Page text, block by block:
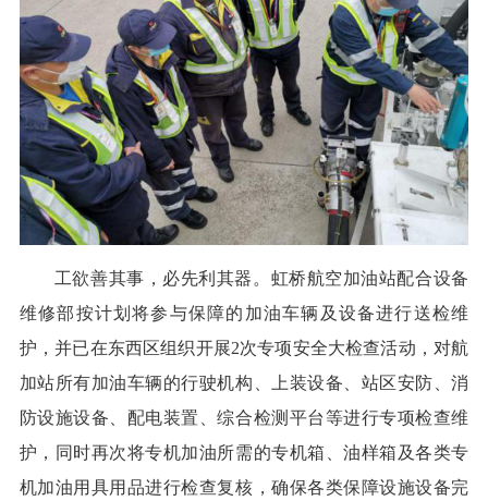
工欲善其事，必先利其器。虹桥航空加油站配合设备
维修部按计划将参与保障的加油车辆及设备进行送检维
护，并已在东西区组织开展2次专项安全大检查活动，对航
加站所有加油车辆的行驶机构、上装设备、站区安防、消
防设施设备、配电装置、综合检测平台等进行专项检查维
护，同时再次将专机加油所需的专机箱、油样箱及各类专
机加油用具用品进行检查复核，确保各类保障设施设备完